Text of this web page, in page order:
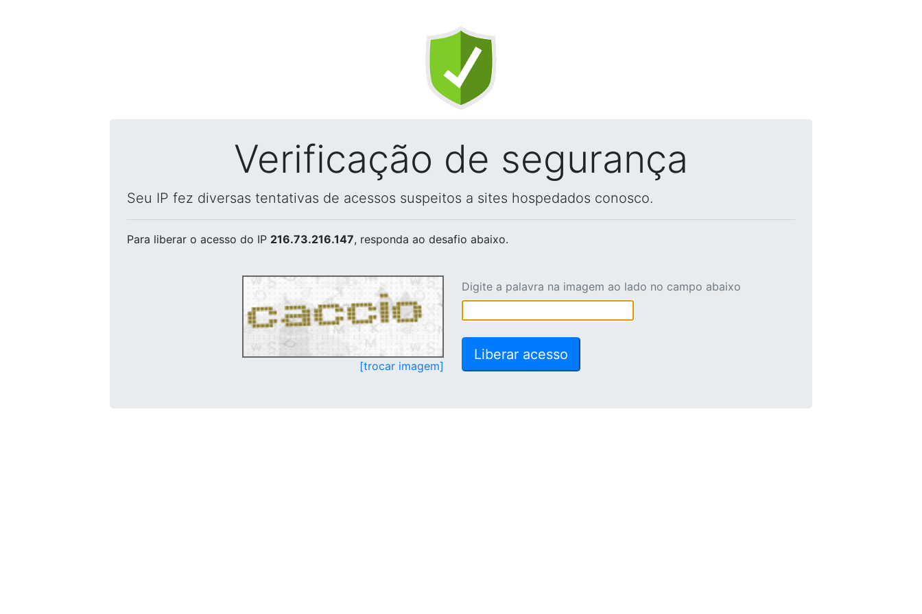
Verificação de segurança
Seu IP fez diversas tentativas de acessos suspeitos a sites hospedados conosco.
Para liberar o acesso do IP 216.73.216.147, responda ao desafio abaixo.
[trocar imagem]
Digite a palavra na imagem ao lado no campo abaixo